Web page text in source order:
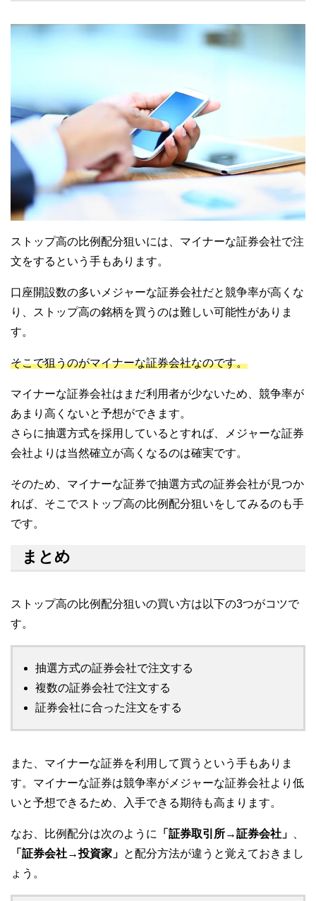
ストップ高の比例配分狙いには、マイナーな証券会社で注
文をするという手もあります。
口座開設数の多いメジャーな証券会社だと競争率が高くな
り、ストップ高の銘柄を買うのは難しい可能性がありま
す。
そこで狙うのがマイナーな証券会社なのです。
マイナーな証券会社はまだ利用者が少ないため、競争率が
あまり高くないと予想ができます。
さらに抽選方式を採用しているとすれば、メジャーな証券
会社よりは当然確立が高くなるのは確実です。
そのため、マイナーな証券で抽選方式の証券会社が見つか
れば、そこでストップ高の比例配分狙いをしてみるのも手
です。
まとめ
ストップ高の比例配分狙いの買い方は以下の3つがコツで
す。
抽選方式の証券会社で注文する
複数の証券会社で注文する
証券会社に合った注文をする
また、マイナーな証券を利用して買うという手もありま
す。マイナーな証券は競争率がメジャーな証券会社より低
いと予想できるため、入手できる期待も高まります。
なお、比例配分は次のように 「証券取引所→証券会社」
「証券会社→投資家」 と配分方法が違うと覚えておきまし
ょう。